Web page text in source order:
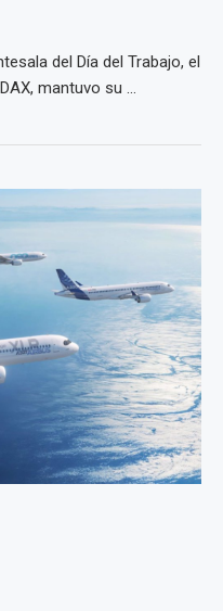
del Día del Trabajo, el
mantuvo su ...